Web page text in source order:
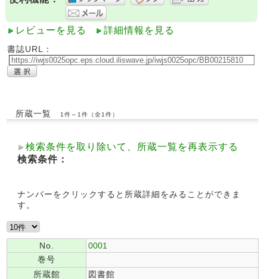
レビューを見る 詳細情報を見る
書誌URL：
所蔵一覧 1件～1件（全1件）
検索条件を取り除いて、所蔵一覧を再表示する
検索条件：
ナンバーをクリックすると所蔵詳細をみることができま
す。
No.
0001
巻号
所蔵館
図書館